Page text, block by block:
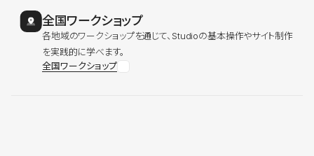
全国ワークショップ
各地域のワークショップを通じて、Studioの基本操作やサイト制作
を実践的に学べます。
全国ワークショップ